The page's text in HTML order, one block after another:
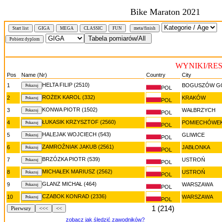
Bike Maraton 2021
Start list GIGA MEGA CLASSIC FUN meta/finish
WYNIKI/
Pos Name (Nr) Country
City
1
HELTA FILIP (2510) POL BOGUSZÓW
2 ROŻEK KAROL (332) POL KRAKÓW
3 KONWA PIOTR (1502) POL WAŁBRZYCH
4 ŁUKASIK KRZYSZTOF (2560) POL
5 HALEJAK WOJCIECH (543) POL GLIWICE
6 ZAMROŹNIAK JAKUB (2561) POL JABŁONKA
7 BRZÓZKA PIOTR (539) POL USTROŃ
8 MICHAŁEK MARIUSZ (2562) POL USTROŃ
9 GLANZ MICHAŁ (464) POL WARSZAWA
10 CZABOK KONRAD (2336) POL WARSZAWA
Pierwszy <<< << 1 (214)
zobacz jak śledzić zawodników?